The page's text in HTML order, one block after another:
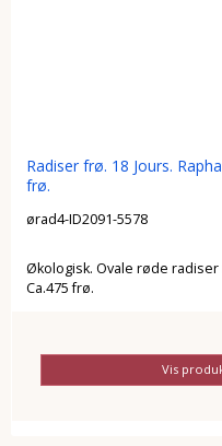
Radiser frø. 18 Jours.
frø.
ørad4-ID2091-5578
Økologisk. Ovale røde radiser
Ca.475 frø.
Vis